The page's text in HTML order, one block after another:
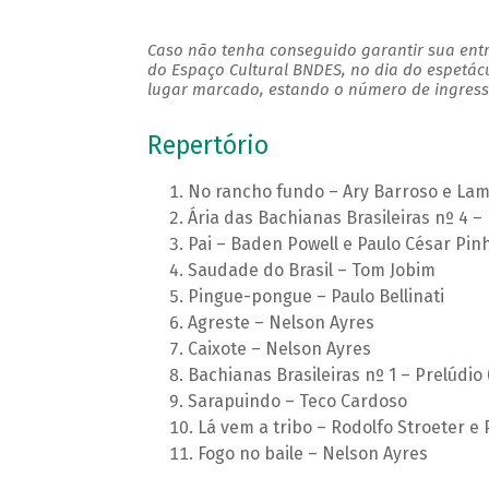
Caso não tenha conseguido garantir sua
do Espaço Cultural BNDES, no dia do
lugar marcado, estando o número de
Repertório
No rancho fundo – Ary Barroso e
Ária das Bachianas Brasileiras nº 4
Pai – Baden Powell e Paulo César
Saudade do Brasil – Tom Jobim
Pingue-pongue – Paulo Bellinati
Agreste – Nelson Ayres
Caixote – Nelson Ayres
Bachianas Brasileiras nº 1 –
Sarapuindo – Teco Cardoso
Lá vem a tribo – Rodolfo Stroeter e
Fogo no baile – Nelson Ayres